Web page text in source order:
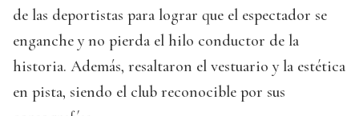
de las deportistas para lograr que el espectador se
enganche y no pierda el hilo conductor de la
historia. Además, resaltaron el vestuario y la estética
en pista, siendo el club reconocible por sus